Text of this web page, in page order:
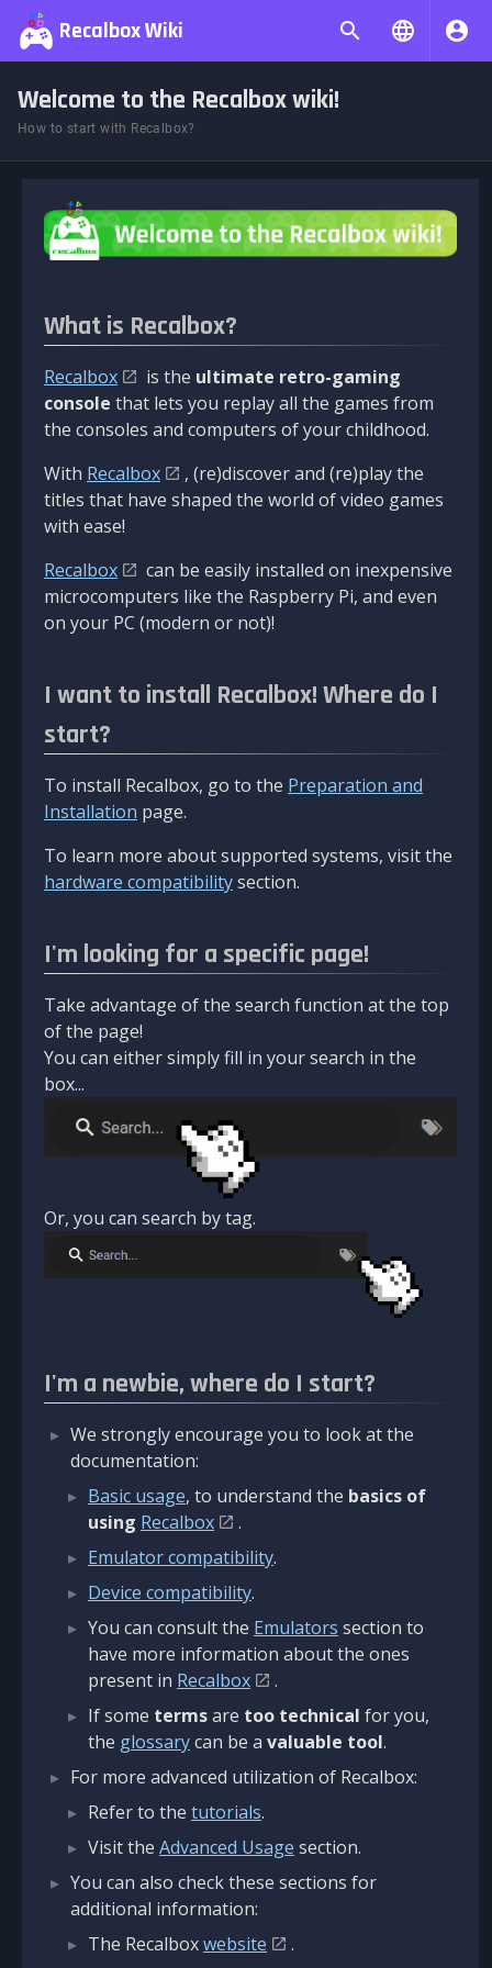
Recalbox Wiki
Welcome to the Recalbox wiki!
How to start with Recalbox?
What is Recalbox?
Recalbox is the ultimate retro-gaming
console that lets you replay all the games from
the consoles and computers of your childhood.
With Recalbox
, (re)discover and (re)play the
titles that have shaped the world of video games
with ease!
Recalbox
can be easily installed on inexpensive
microcomputers like the Raspberry Pi, and even
on your PC (modern or not)!
I want to install Recalbox! Where do I
start?
To install Recalbox, go to the Preparation and
Installation page.
To learn more about supported systems, visit the
hardware compatibilitysection.
I'm looking for a specific page!
Take advantage of the search function at the top
of the page!
You can either simply fill in your search in the
box...
Or, you can search by tag.
I'm a newbie, where do I start?
We strongly encourage you to look at the
documentation:
Basic usage, to understand the basics of
using Recalbox
.
Emulator compatibility.
Device compatibility.
You can consult the Emulators section to
have more information about the ones
present in Recalbox
.
If some termsare too technical for you,
the glossarycan be a valuable tool.
For more advanced utilization of Recalbox:
Refer to the tutorials.
Visit the Advanced Usage section.
You can also check these sections for
additional information:
The Recalboxwebsite
.